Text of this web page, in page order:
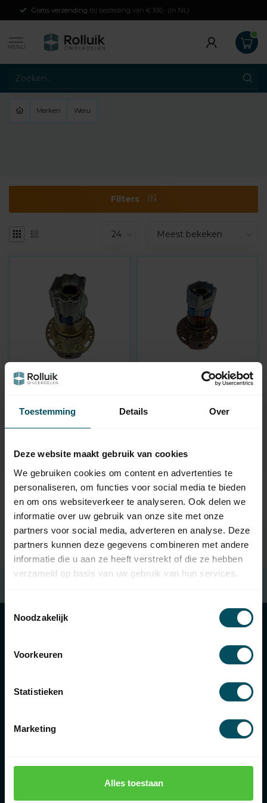
Toestemming Details Over
Deze website maakt gebruik van cookies
We gebruiken cookies om content en advertenties te
personaliseren, om functies voor social media te bieden
en om ons websiteverkeer te analyseren. Ook delen we
informatie over uw gebruik van onze site met onze
partners voor social media, adverteren en analyse. Deze
partners kunnen deze gegevens combineren met andere
informatie die u aan ze heeft verstrekt of die ze hebben
verzameld op basis van uw gebruik van hun services.
Toestemmingsselectie
Noodzakelijk
Voorkeuren
Statistieken
Marketing
Alles toestaan
Gratis verzending bij besteding van € 100,- (in NL)
MENU
Merken Weru
Filters
WERU
Kittelberger, rechts of
links
Op voorraad
79,95
Kittelberger
omschakelbaar
74,95
Rolluikonderdelen.nl